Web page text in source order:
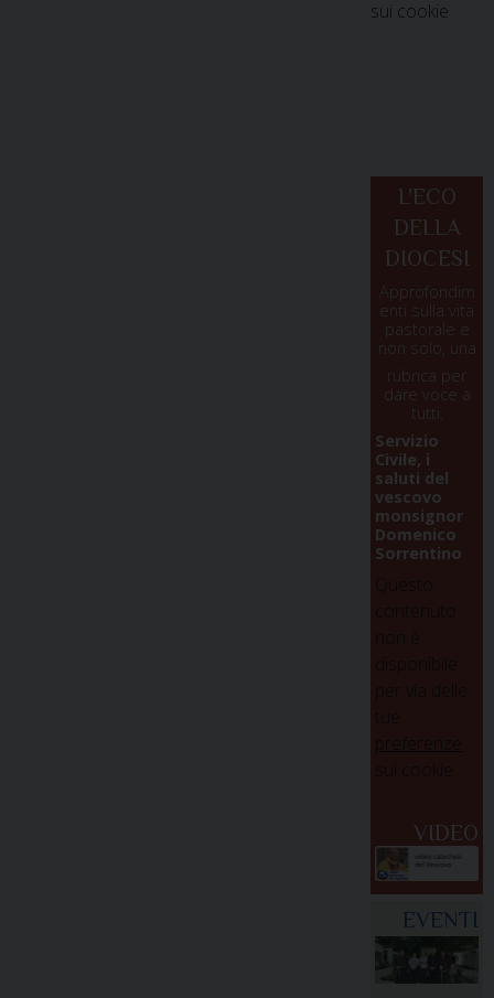
sui cookie
L'ECO
DELLA
DIOCESI
Approfondim
enti sulla vita
pastorale e
non solo, una
rubrica per
dare voce a
tutti.
Servizio
Civile, i
saluti del
vescovo
monsignor
Domenico
Sorrentino
VIDEO
EVENTI